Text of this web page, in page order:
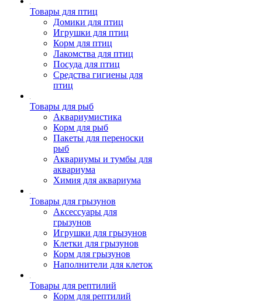
Товары для птиц
Домики для птиц
Игрушки для птиц
Корм для птиц
Лакомства для птиц
Посуда для птиц
Средства гигиены для
птиц
Товары для рыб
Аквариумистика
Корм для рыб
Пакеты для переноски
рыб
Аквариумы и тумбы для
аквариума
Химия для аквариума
Товары для грызунов
Аксессуары для
грызунов
Игрушки для грызунов
Клетки для грызунов
Корм для грызунов
Наполнители для клеток
Товары для рептилий
Корм для рептилий